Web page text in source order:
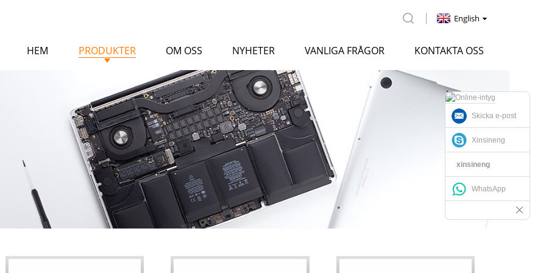
HEM PRODUKTER OM OSS NYHETER VANLIGA FRÅGOR KONTAKTA OSS
English
Skicka e-post
Xinsineng
xinsineng
WhatsApp